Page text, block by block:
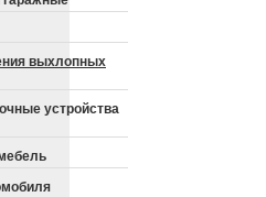
выхлопных
устройства